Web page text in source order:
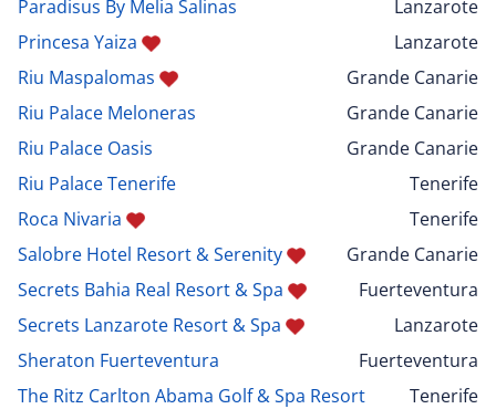
Paradisus By Melia Salinas
Lanzarote
Princesa Yaiza
Lanzarote
Riu Maspalomas
Grande Canarie
Riu Palace Meloneras
Grande Canarie
Riu Palace Oasis
Grande Canarie
Riu Palace Tenerife
Tenerife
Roca Nivaria
Tenerife
Salobre Hotel Resort & Serenity
Grande Canarie
Secrets Bahia Real Resort & Spa
Fuerteventura
Secrets Lanzarote Resort & Spa
Lanzarote
Sheraton Fuerteventura
Fuerteventura
The Ritz Carlton Abama Golf & Spa Resort
Tenerife